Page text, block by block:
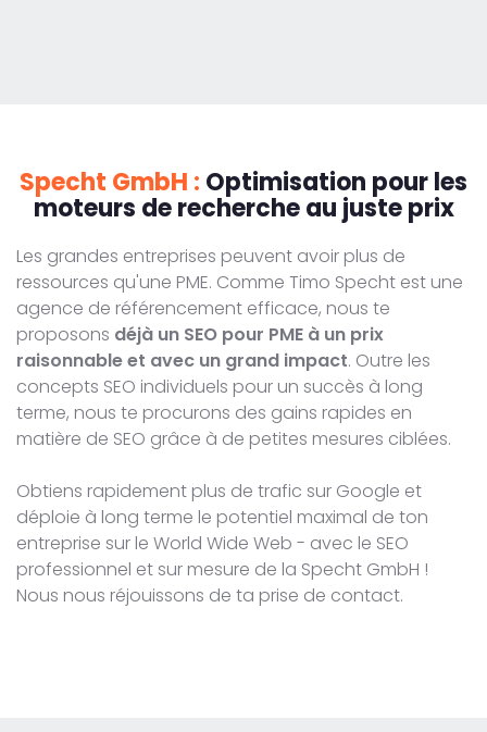
Specht GmbH : Optimisation pour les
moteurs de recherche au juste prix
Les grandes entreprises peuvent avoir plus de
ressources qu'une PME. Comme Timo Specht est une
agence de référencement efficace, nous te
proposons déjà un SEO pour PME à un prix
raisonnable et avec un grand impact. Outre les
concepts SEO individuels pour un succès à long
terme, nous te procurons des gains rapides en
matière de SEO grâce à de petites mesures ciblées.
Obtiens rapidement plus de trafic sur Google et
déploie à long terme le potentiel maximal de ton
entreprise sur le World Wide Web - avec le SEO
professionnel et sur mesure de la Specht GmbH !
Nous nous réjouissons de ta prise de contact.